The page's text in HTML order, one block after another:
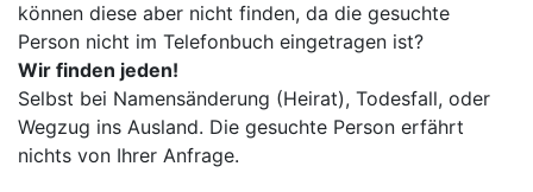
können diese aber nicht finden, da die gesuchte
Person nicht im Telefonbuch eingetragen ist?
Wir finden jeden!
Selbst bei Namensänderung (Heirat), Todesfall, oder
Wegzug ins Ausland. Die gesuchte Person erfährt
nichts von Ihrer Anfrage.